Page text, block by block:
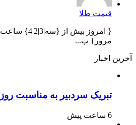
قیمت طلا
{ امروز بیش
مرور} ب...
آخرین اخبار
تبریک سردبیر به مناسبت روز
6 ساعت پیش